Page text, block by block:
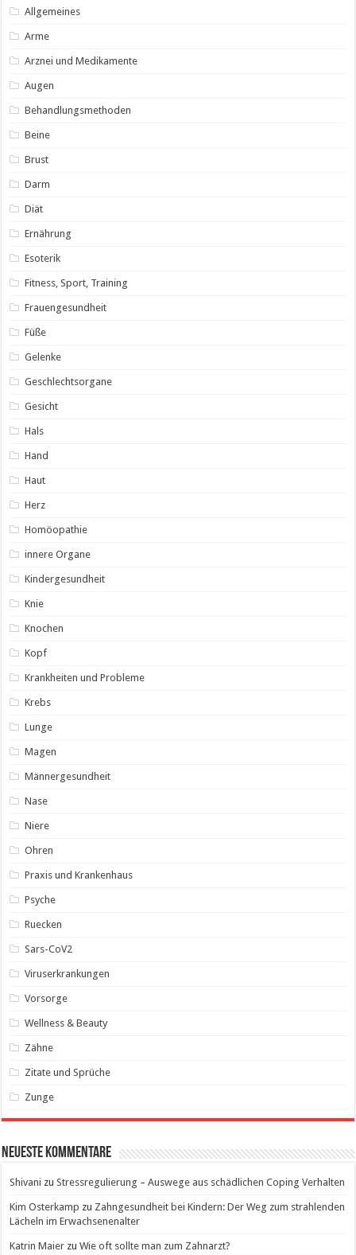
Allgemeines
Arme
Arznei und Medikamente
Augen
Behandlungsmethoden
Beine
Brust
Darm
Diät
Ernährung
Esoterik
Fitness, Sport, Training
Frauengesundheit
Füße
Gelenke
Geschlechtsorgane
Gesicht
Hals
Hand
Haut
Herz
Homöopathie
innere Organe
Kindergesundheit
Knie
Knochen
Kopf
Krankheiten und Probleme
Krebs
Lunge
Magen
Männergesundheit
Nase
Niere
Ohren
Praxis und Krankenhaus
Psyche
Ruecken
Sars-CoV2
Viruserkrankungen
Vorsorge
Wellness & Beauty
Zähne
Zitate und Sprüche
Zunge
Neueste Kommentare
Shivani zuStressregulierung – Auswege aus schädlichen Coping Verhalten
Kim Osterkamp zu Zahngesundheit bei Kindern: Der Weg zum strahlenden
Lächeln im Erwachsenenalter
Katrin Maier zuWie oft sollte man zum Zahnarzt?